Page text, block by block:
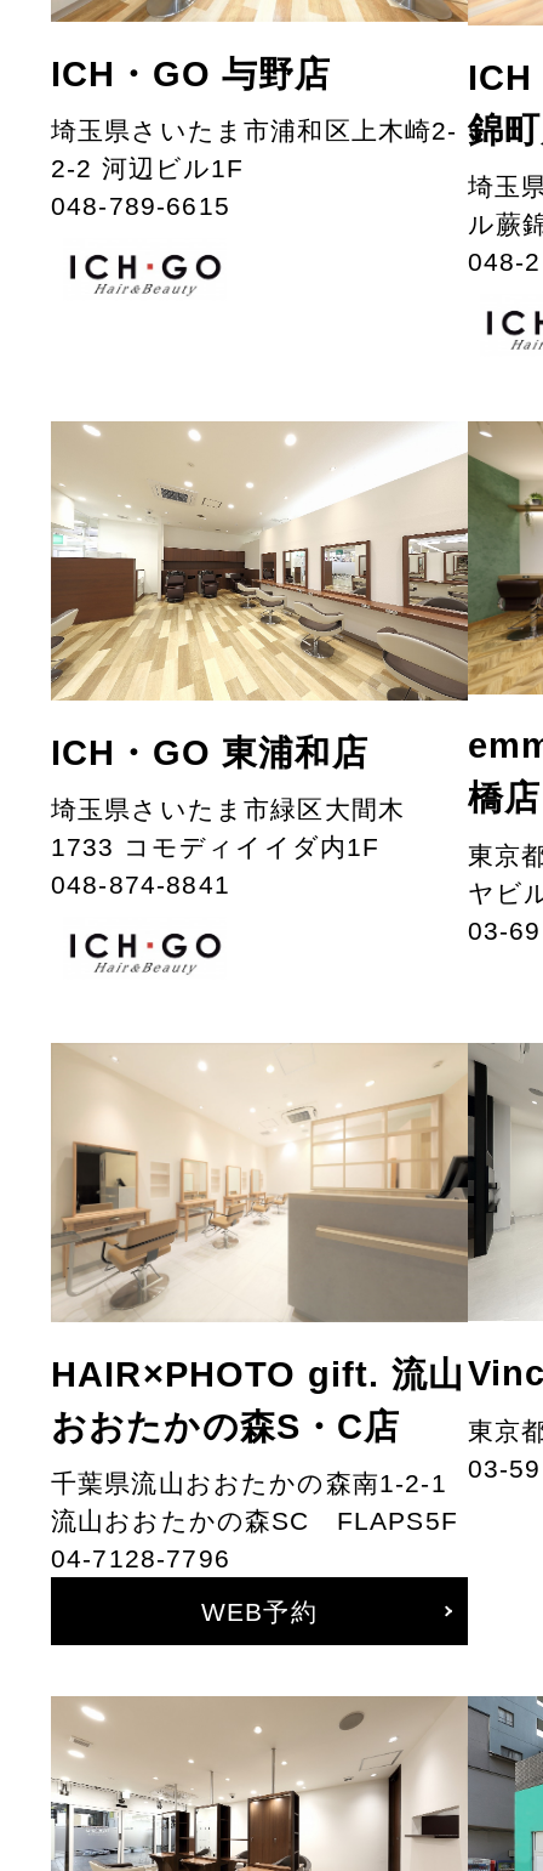
ICH・GO 与野店
埼玉県さいたま市浦和区上木崎2-
2-2 河辺ビル1F
048-789-6615
ICH
錦
埼玉
ル蕨
048-
ICH・GO 東浦和店
埼玉県さいたま市緑区大間木
1733 コモディイイダ内1F
048-874-8841
橋店
東京
ヤビ
03-
HAIR×PHOTO gift. 流山
おおたかの森S・C店
千葉県流山おおたかの森南1-2-1
流山おおたかの森SC FLAPS5F
04-7128-7796
WEB予約
東京
03-